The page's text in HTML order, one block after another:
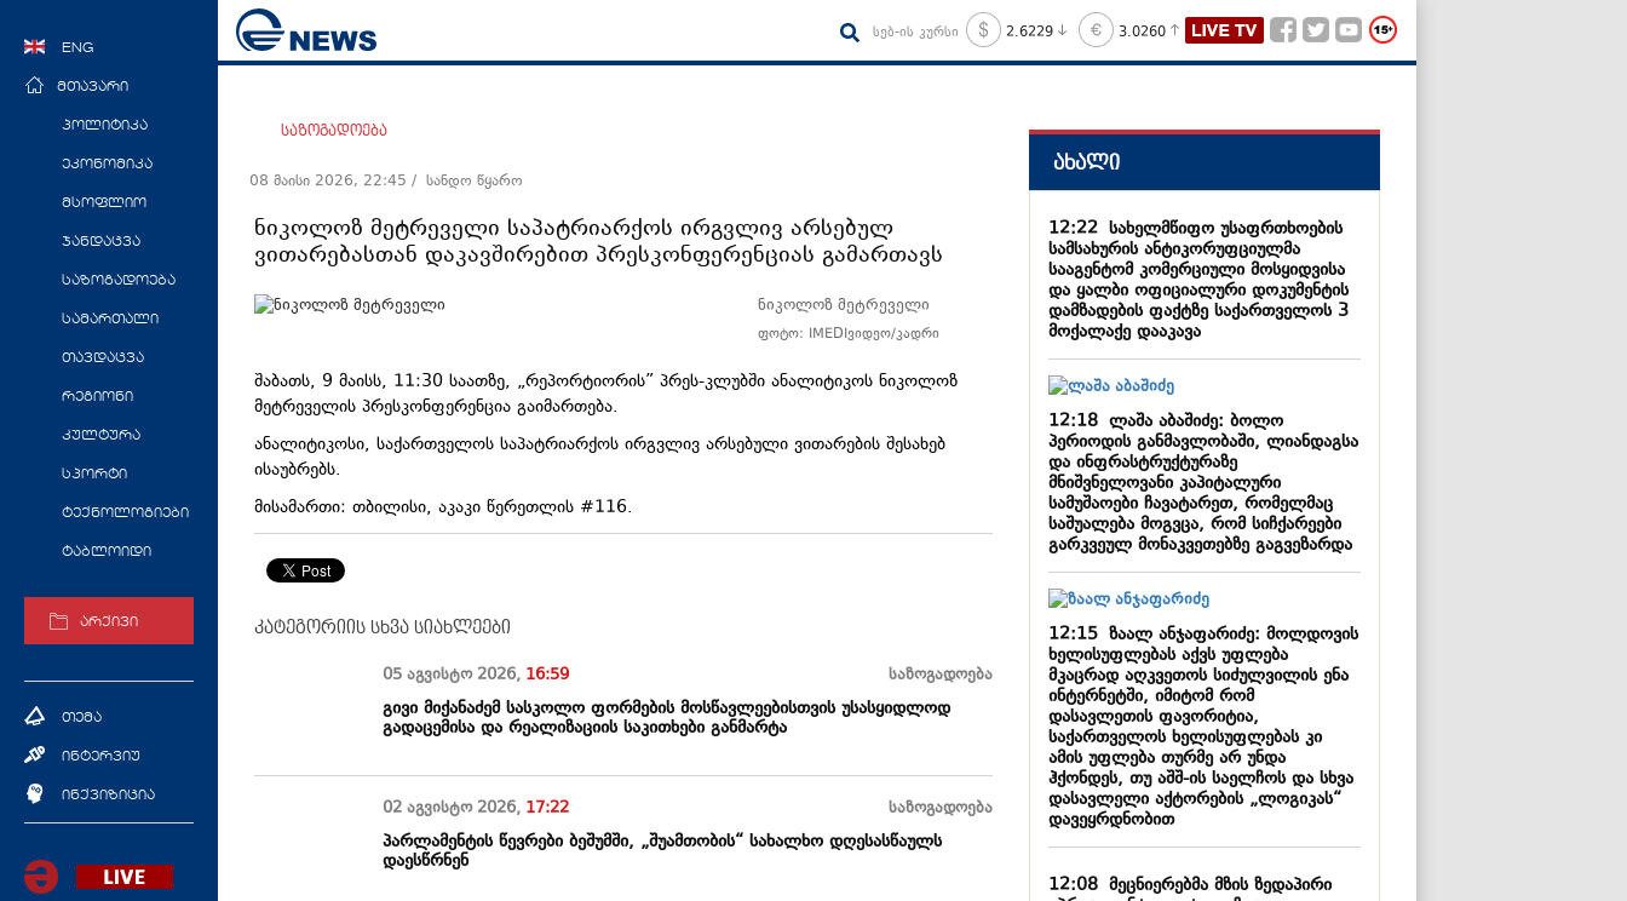
ENG
მთავარი
პოლიტიკა
ეკონომიკა
მსოფლიო
ჯანდაცვა
საზოგადოება
სამართალი
თავდაცვა
რეგიონი
კულტურა
სპორტი
ტექნოლოგიები
ტაბლოიდი
არქივი
თემა
ინტერვიუ
ინქვიზიცია
სებ-ის კურსი 2.6229 3.0260
საზოგადოება
08 მაისი 2026, 22:45 / სანდო წყარო
ნიკოლოზ მეტრეველი საპატრიარქოს ირგვლივ არსებულ
ვითარებასთან დაკავშირებით პრესკონფერენციას გამართავს
ნიკოლოზ მეტრეველი
ფოტო: IMEDIვიდეო/კადრი
შაბათს, 9 მაისს, 11:30 საათზე, „რეპორტიორის” პრეს-კლუბში ანალიტიკოს ნიკოლოზ
მეტრეველის პრესკონფერენცია გაიმართება.
ანალიტიკოსი, საქართველოს საპატრიარქოს ირგვლივ არსებული ვითარების შესახებ
ისაუბრებს.
მისამართი: თბილისი, აკაკი წერეთლის #116.
კატეგორიის სხვა სიახლეები
05 აგვისტო 2026, 16:59 საზოგადოება
გივი მიქანაძემ სასკოლო ფორმების მოსწავლეებისთვის უსასყიდლოდ
გადაცემისა და რეალიზაციის საკითხები განმარტა
02 აგვისტო 2026, 17:22 საზოგადოება
პარლამენტის წევრები ბეშუმში, „შუამთობის“ სახალხო დღესასწაულს
დაესწრნენ
ახალი
12:22სახელმწიფო უსაფრთხოების
სამსახურის ანტიკორუფციულმა
სააგენტომ კომერციული მოსყიდვისა
და ყალბი ოფიციალური დოკუმენტის
დამზადების ფაქტზე საქართველოს 3
მოქალაქე დააკავა
12:18ლაშა აბაშიძე: ბოლო
პერიოდის განმავლობაში, ლიანდაგსა
და ინფრასტრუქტურაზე
მნიშვნელოვანი კაპიტალური
სამუშაოები ჩავატარეთ, რომელმაც
საშუალება მოგვცა, რომ სიჩქარეები
გარკვეულ მონაკვეთებზე გაგვეზარდა
12:15ზაალ ანჯაფარიძე: მოლდოვის
ხელისუფლებას აქვს უფლება
მკაცრად აღკვეთოს სიძულვილის ენა
ინტერნეტში, იმიტომ რომ
დასავლეთის ფავორიტია,
საქართველოს ხელისუფლებას კი
ამის უფლება თურმე არ უნდა
ჰქონდეს, თუ აშშ-ის საელჩოს და სხვა
დასავლელი აქტორების „ლოგიკას“
დავეყრდნობით
12:08მეცნიერებმა მზის ზედაპირი